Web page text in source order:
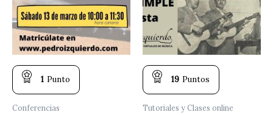
1 Punto
Conferencias
19 Puntos
Tutoriales y Clases online